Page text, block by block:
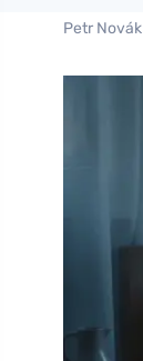
Petr Novák